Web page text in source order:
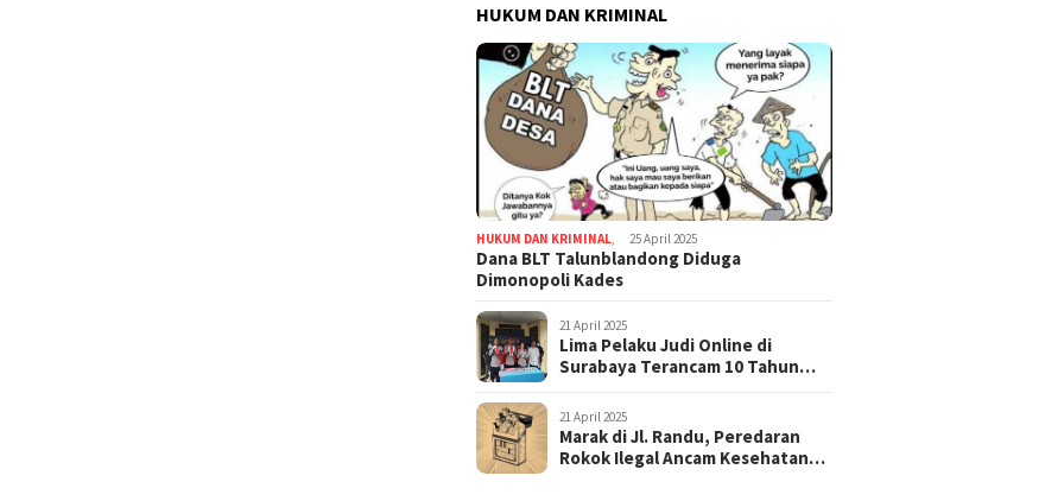
HUKUM DAN KRIMINAL
HUKUM DAN KRIMINAL 25 April 2025
Dana BLT Talunblandong Diduga
Dimonopoli Kades
21 April 2025
Lima Pelaku Judi Online di
Surabaya Terancam 10 Tahun
21 April 2025
Marak di Jl. Randu, Peredaran
Rokok Ilegal Ancam Kesehatan